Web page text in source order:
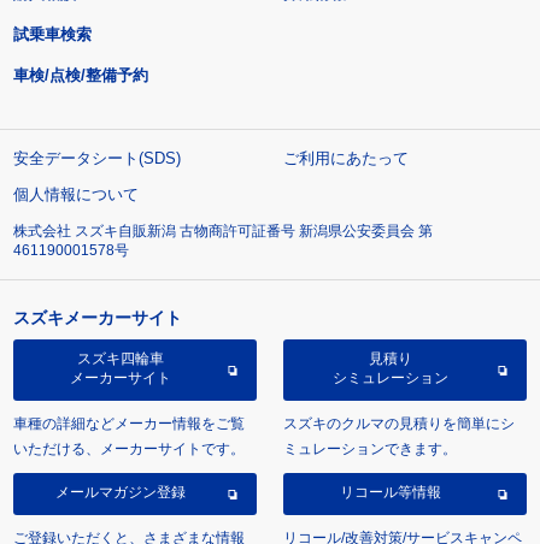
試乗車検索
車検/点検/整備予約
安全データシート(SDS)
ご利用にあたって
個人情報について
株式会社 スズキ自販新潟 古物商許可証番号 新潟県公安委員会 第
461190001578号
スズキメーカーサイト
スズキ四輪車
メーカーサイト
車種の詳細などメーカー情報をご覧
いただける、メーカーサイトです。
見積り
シミュレーション
スズキのクルマの見積りを簡単にシ
ミュレーションできます。
メールマガジン登録
ご登録いただくと、さまざまな情報
リコール等情報
リコール/改善対策/サービスキャンペ